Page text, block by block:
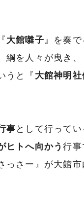
大館囃子』を奏で
を人々が曳き、
うと『 大館神明
事として行ってい
ヒトへ向かう行事
さー』が大館市